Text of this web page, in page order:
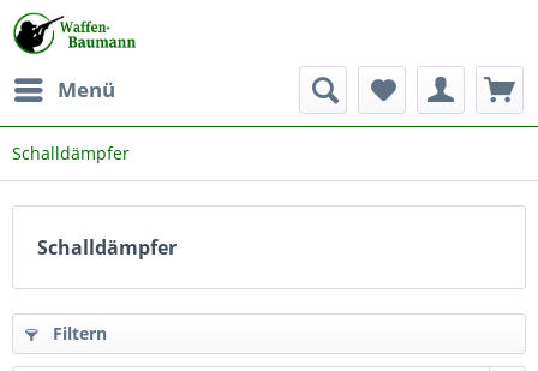
Menü
Schalldämpfer
Schalldämpfer
Filtern